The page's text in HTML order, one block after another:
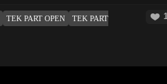
TEK PART OPEN TEK PART